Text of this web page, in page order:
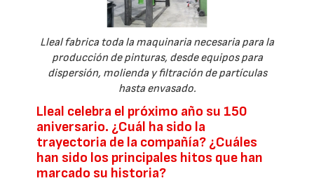
Lleal fabrica toda la maquinaria necesaria para la
producción de pinturas, desde equipos para
dispersión, molienda y filtración de partículas
hasta envasado.
Lleal celebra el próximo año su 150
aniversario. ¿Cuál ha sido la
trayectoria de la compañía? ¿Cuáles
han sido los principales hitos que han
marcado su historia?